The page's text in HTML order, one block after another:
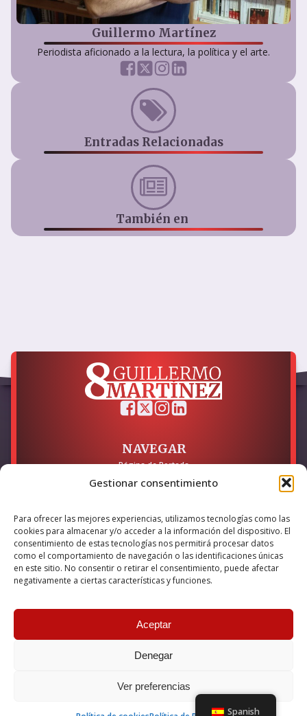
Gestionar consentimiento
Para ofrecer las mejores experiencias, utilizamos tecnologías como las
cookies para almacenar y/o acceder a la información del dispositivo. El
consentimiento de estas tecnologías nos permitirá procesar datos
como el comportamiento de navegación o las identificaciones únicas
en este sitio. No consentir o retirar el consentimiento, puede afectar
negativamente a ciertas características y funciones.
Aceptar
Denegar
Ver preferencias
Guillermo Martínez
Periodista aficionado a la lectura, la política y el arte.
Entradas Relacionadas
También en
NAVEGAR
Página de Portada
LEGAL
Política de Privacidad
Política de Cookies
Accesibilidad
Esta empresa ha sido beneficiaria del bono Kit Digital y lo ha
internet, financiado por la Unión Europea – NextGeneration EU
© 2026 Guillermo Martínez | Todos los derechos reservados |
Spanish